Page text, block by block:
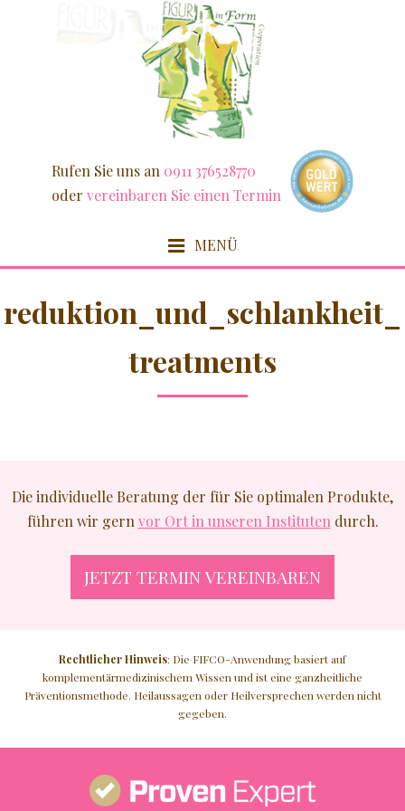
Rufen Sie uns an 0911 376528770
oder vereinbaren Sie einen Termin
MENÜ
HOME
GLATTE HAUT
NATURKOSMETIK
reduktion_und_schlankheit_
treatments
Die individuelle Beratung der für Sie optimalen Produkte,
führen wir gern vor Ort in unseren Instituten durch.
JETZT TERMIN VEREINBAREN
Rechtlicher Hinweis: Die FIFCO-Anwendung basiert auf
komplementärmedizinischem Wissen und ist eine ganzheitliche
Präventionsmethode. Heilaussagen oder Heilversprechen werden nicht
gegeben.